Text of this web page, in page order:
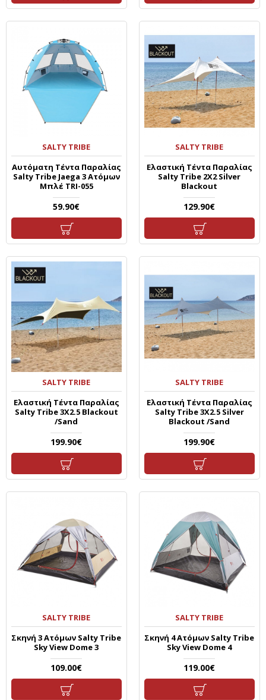
SALTY TRIBE
Αυτόματη Τέντα Παραλίας
Salty Tribe Jaega 3 Ατόμων
Μπλέ TRI-055
59.90€
SALTY TRIBE
Ελαστική Τέντα Παραλίας
Salty Tribe 2X2 Silver
Blackout
129.90€
SALTY TRIBE
Ελαστική Τέντα Παραλίας
Salty Tribe 3X2.5 Blackout
/Sand
199.90€
SALTY TRIBE
Ελαστική Τέντα Παραλίας
Salty Tribe 3X2.5 Silver
Blackout /Sand
199.90€
SALTY TRIBE
Σκηνή 3 Ατόμων Salty Tribe
Sky View Dome 3
109.00€
SALTY TRIBE
Σκηνή 4 Ατόμων Salty Tribe
Sky View Dome 4
119.00€